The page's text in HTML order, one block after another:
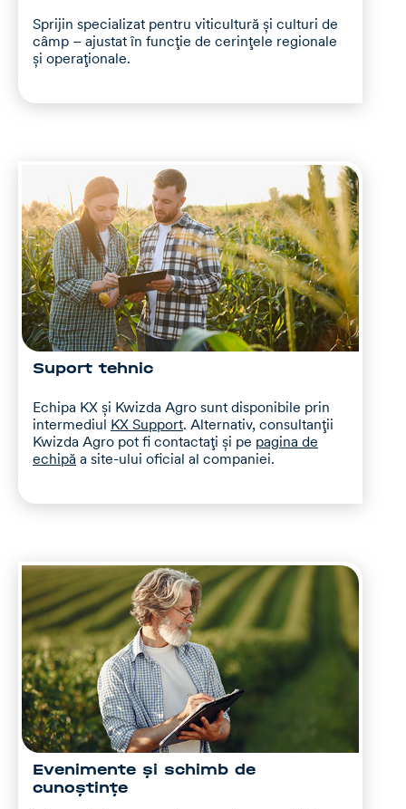
Sprijin specializat pentru viticultură și culturi de
câmp – ajustat în funcție de cerințele regionale
și operaționale.
Suport tehnic
Echipa KX și Kwizda Agro sunt disponibile prin
intermediul KX Support. Alternativ, consultanții
Kwizda Agro pot fi contactați și pe pagina de
echipă a site-ului oficial al companiei.
Evenimente și schimb de
cunoștințe